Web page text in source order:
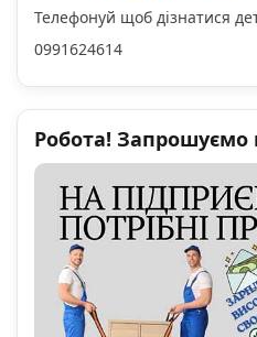
Телефонуй щоб дізнатися
0991624614
Робота! Запрошуємо